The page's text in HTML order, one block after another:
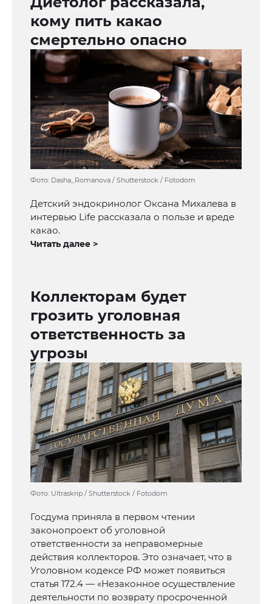
кому пить какао
смертельно опасно
Фото: Dasha_Romanova / Shutterstock / Fotodom
Детский эндокринолог Оксана Михалева в
интервью Life рассказала о пользе и вреде
какао.
Читать далее >
Коллекторам будет
грозить уголовная
ответственность за
угрозы
Фото: Ultraskrip / Shutterstock / Fotodom
Госдума приняла в первом чтении
законопроект об уголовной
ответственности за неправомерные
действия коллекторов. Это означает, что в
Уголовном кодексе РФ может появиться
статья 172.4 — «Незаконное осуществление
деятельности по возврату просроченной